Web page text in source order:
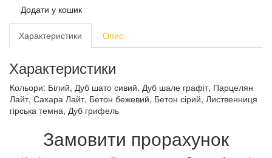
Додати у кошик
Характеристики Опис
Характеристики
Кольори: Білий, Дуб шато сивий, Дуб шале графіт, Парцелян
Лайт, Сахара Лайт, Бетон бежевий, Бетон сірий, Лиственниця
гірська темна, Дуб грифель
Замовити прорахунок